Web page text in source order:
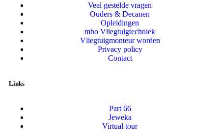
Veel gestelde vragen
Ouders & Decanen
Opleidingen
mbo Vliegtuigtechniek
Vliegtuigmonteur worden
Privacy policy
Contact
Links
Part 66
Jeweka
Virtual tour